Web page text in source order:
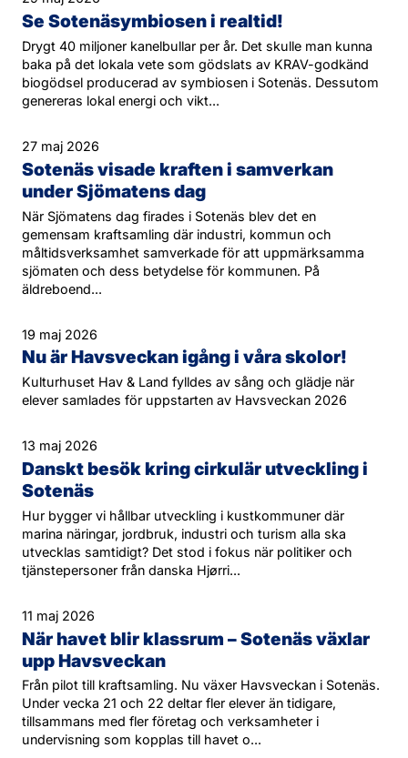
Se Sotenäsymbiosen i realtid!
Drygt 40 miljoner kanelbullar per år. Det skulle man kunna
baka på det lokala vete som gödslats av KRAV-godkänd
biogödsel producerad av symbiosen i Sotenäs. Dessutom
genereras lokal energi och vikt...
27 maj 2026
Sotenäs visade kraften i samverkan
under Sjömatens dag
När Sjömatens dag firades i Sotenäs blev det en
gemensam kraftsamling där industri, kommun och
måltidsverksamhet samverkade för att uppmärksamma
sjömaten och dess betydelse för kommunen. På
äldreboend...
19 maj 2026
Nu är Havsveckan igång i våra skolor!
Kulturhuset Hav & Land fylldes av sång och glädje när
elever samlades för uppstarten av Havsveckan 2026
13 maj 2026
Danskt besök kring cirkulär utveckling i
Sotenäs
Hur bygger vi hållbar utveckling i kustkommuner där
marina näringar, jordbruk, industri och turism alla ska
utvecklas samtidigt? Det stod i fokus när politiker och
tjänstepersoner från danska Hjørri...
11 maj 2026
När havet blir klassrum – Sotenäs växlar
upp Havsveckan
Från pilot till kraftsamling. Nu växer Havsveckan i Sotenäs.
Under vecka 21 och 22 deltar fler elever än tidigare,
tillsammans med fler företag och verksamheter i
undervisning som kopplas till havet o...